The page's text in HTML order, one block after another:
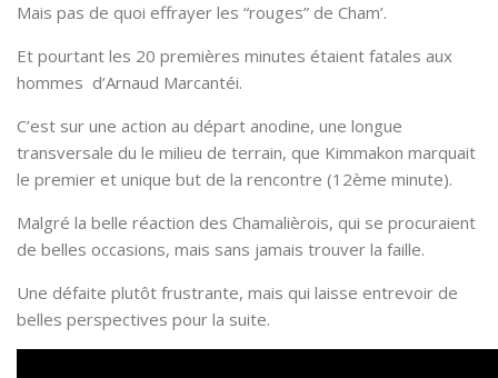
Mais pas de quoi effrayer les “rouges” de Cham’.
Et pourtant les 20 premières minutes étaient fatales aux
hommes d’Arnaud Marcantéi.
C’est sur une action au départ anodine, une longue
transversale du le milieu de terrain, que Kimmakon marquait
le premier et unique but de la rencontre (12ème minute).
Malgré la belle réaction des Chamalièrois, qui se procuraient
de belles occasions, mais sans jamais trouver la faille.
Une défaite plutôt frustrante, mais qui laisse entrevoir de
belles perspectives pour la suite.